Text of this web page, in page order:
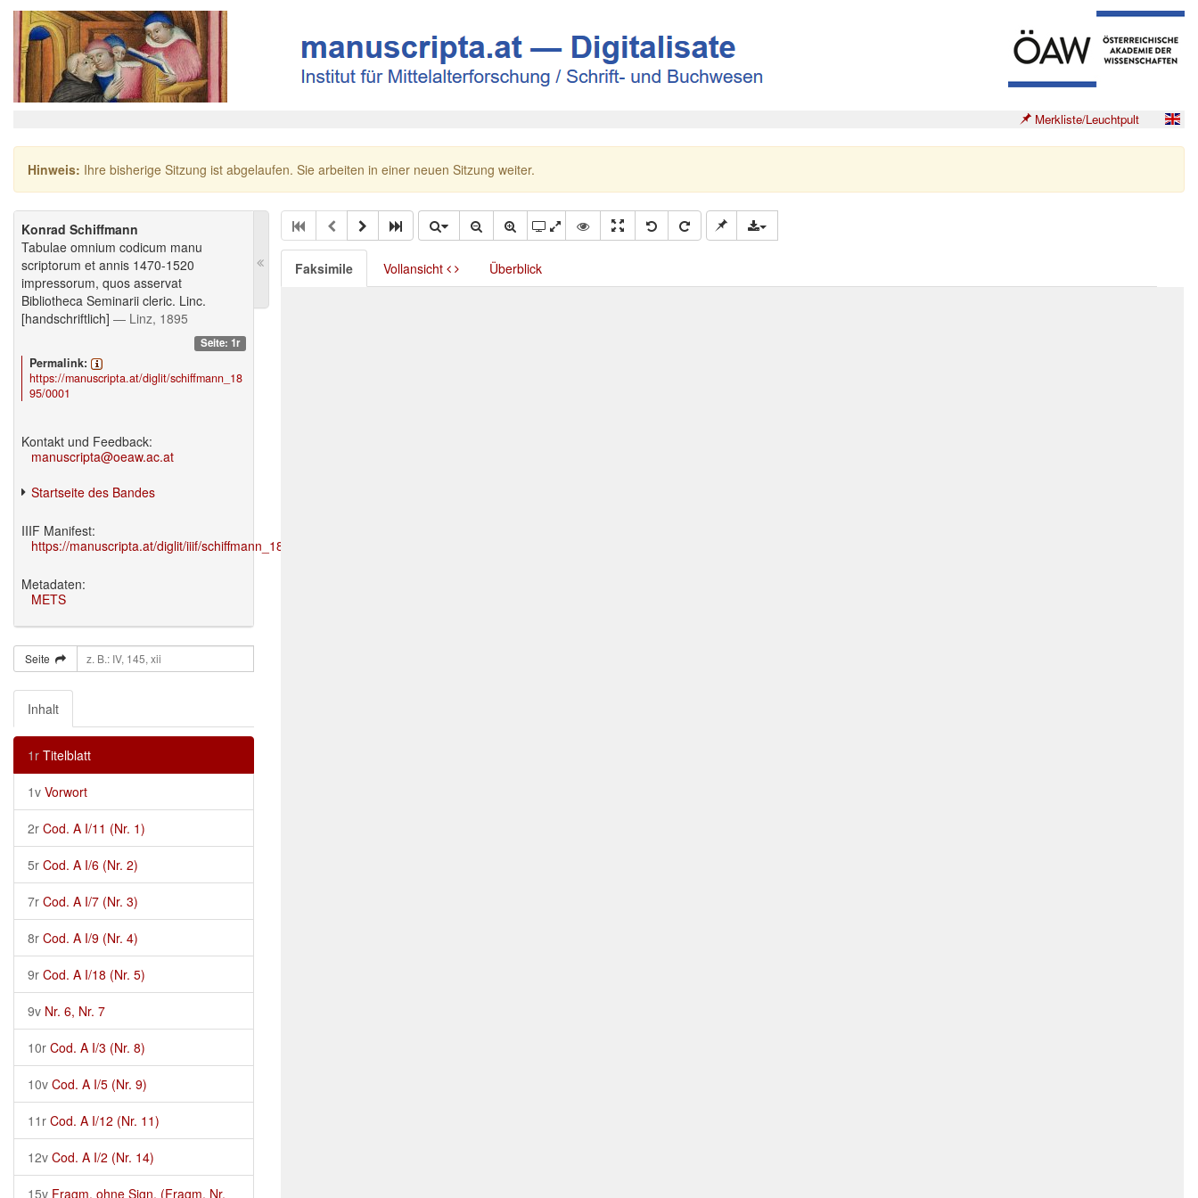
Merkliste/Leuchtpult
Hinweis: Ihre bisherige Sitzung ist abgelaufen. Sie arbeiten in einer neuen Sitzung weiter.
Konrad Schiffmann
Tabulae omnium codicum manu
scriptorum et annis 1470-1520
impressorum, quos asservat
Bibliotheca Seminarii cleric. Linc.
[handschriftlich] — Linz, 1895
Seite: 1r
Permalink:
https://manuscripta.at/diglit/schiffmann_18
95/0001
Kontakt und Feedback:
manuscripta@oeaw.ac.at
Startseite des Bandes
IIIF Manifest:
https://manuscripta.at/diglit/iiif/schiffmann_1895/manifest.json
Metadaten:
METS
Seite
Inhalt
1r Titelblatt
1v Vorwort
2r Cod. A I/11 (Nr. 1)
5r Cod. A I/6 (Nr. 2)
7r Cod. A I/7 (Nr. 3)
8r Cod. A I/9 (Nr. 4)
9r Cod. A I/18 (Nr. 5)
9v Nr. 6, Nr. 7
10r Cod. A I/3 (Nr. 8)
10v Cod. A I/5 (Nr. 9)
11r Cod. A I/12 (Nr. 11)
12v Cod. A I/2 (Nr. 14)
15v Fragm. ohne Sign. (Fragm. Nr.
Faksimile Vollansicht Überblick